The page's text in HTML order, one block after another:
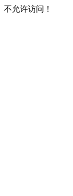
不允许访问！